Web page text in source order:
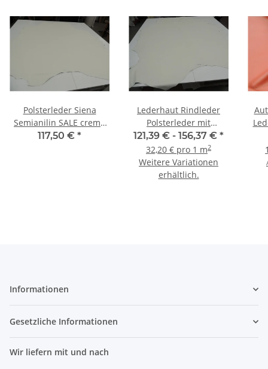
Polsterleder Siena
Semianilin SALE creme
hell 3,93 qm
117,50 € *
Lederhaut Rindleder
Polsterleder mit
Fleckschutz creme
121,39 € - 156,37 € *
32,20 € pro 1 m2
Weitere Variationen
erhältlich.
Informationen
Gesetzliche Informationen
Wir liefern mit und nach